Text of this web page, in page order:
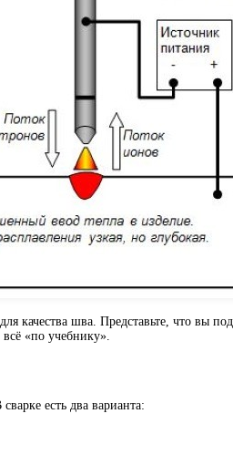
качества шва. Представьте, что вы
«по учебнику».
есть два варианта: